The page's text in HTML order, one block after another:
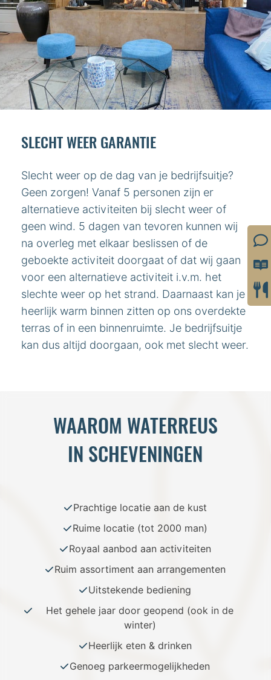
SLECHT WEER GARANTIE
Slecht weer op de dag van je bedrijfsuitje?
Geen zorgen! Vanaf 5 personen zijn er
alternatieve activiteiten bij slecht weer of
geen wind. 5 dagen van tevoren kunnen wij
na overleg met elkaar beslissen of de
geboekte activiteit doorgaat of dat wij gaan
voor een alternatieve activiteit i.v.m. het
slechte weer op het strand. Daarnaast kan je
heerlijk warm binnen zitten op ons overdekte
terras of in een binnenruimte. Je bedrijfsuitje
kan dus altijd doorgaan, ook met slecht weer.
WAAROM WATERREUS
IN SCHEVENINGEN
Prachtige locatie aan de kust
Ruime locatie (tot 2000 man)
Royaal aanbod aan activiteiten
Ruim assortiment aan arrangementen
Uitstekende bediening
Het gehele jaar door geopend (ook in de
winter)
Heerlijk eten & drinken
Genoeg parkeermogelijkheden